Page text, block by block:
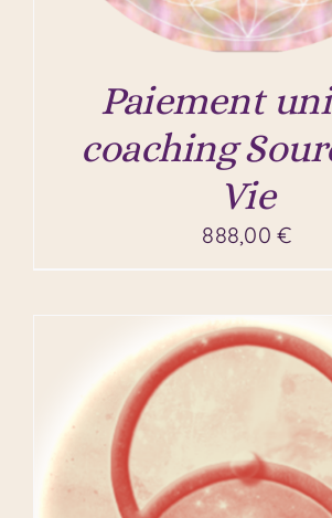
Paiement
coaching
Vie
888,00€